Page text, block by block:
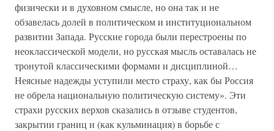
физически и в духовном смысле, но она так и не
обзавелась долей в политическом и институциональном
развитии Запада. Русские города были перестроены по
неоклассической модели, но русская мысль оставалась не
тронутой классическими формами и дисциплиной…
Неясные надежды уступили место страху, как бы Россия
не обрела национальную политическую систему». Эти
страхи русских верхов сказались в отзыве студентов,
закрытии границ и (как кульминация) в борьбе с